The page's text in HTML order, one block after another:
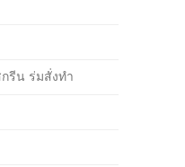
รีน ร่มสั่งทำ